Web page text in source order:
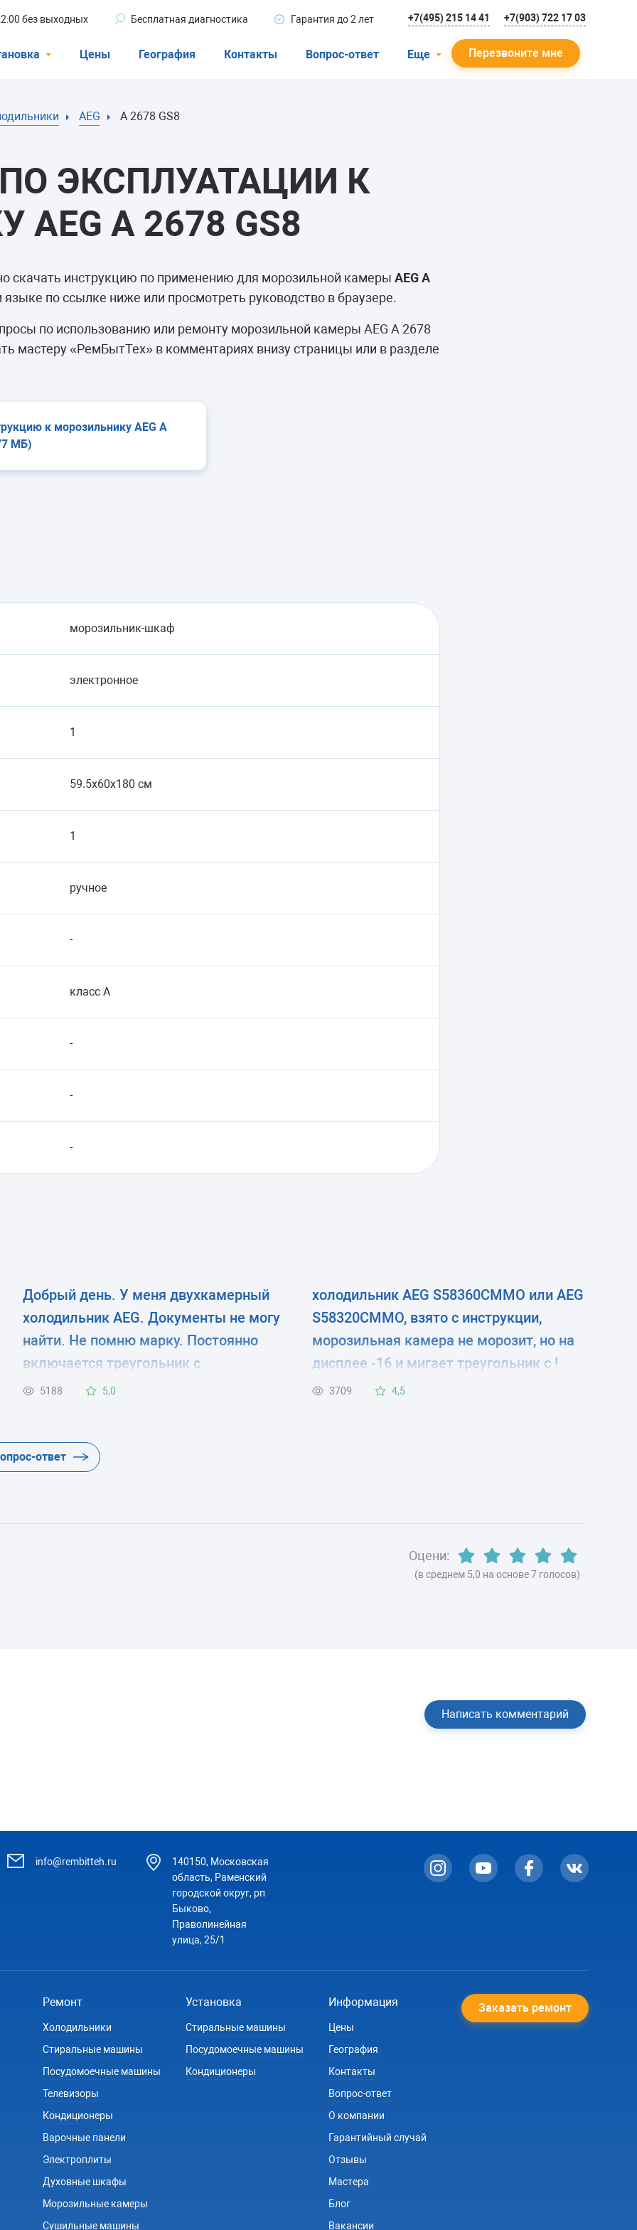
без выходных Бесплатная диагностика Гарантия до 2 лет +7(495) 215 14 41 +7(903) 722 17 03
Посудомоечные машины
Цены География Контакты Вопрос-ответ Еще Перезвоните мне
AEG A 2678 GS8
ЭКСПЛУАТАЦИИ К
A 2678 GS8
скачать инструкцию по применению для морозильной камеры AEG A
языке по ссылке ниже или просмотреть руководство в браузере.
по использованию или ремонту морозильной камеры AEG A 2678
мастеру «РемБытТех» в комментариях внизу страницы или в разделе
к морозильнику AEG A
МБ)
морозильник-шкаф
электронное
1
59.5x60x180 см
1
ручное
-
класс A
-
-
-
Добрый день. У меня двухкамерный
холодильник AEG. Документы не могу
найти. Не помню марку. Постоянно
включается треугольник с
восклицательным знаком. И
посмотреть модель холодильника?
только на задней стенке? и где почитать
5188 5,0
холодильник AEG S58360CMMO или AEG
S58320CMMO, взято с инструкции,
морозильная камера не морозит, но на
дисплее -16 и мигает треугольник с !
знаком. В чём причина. Спасибо!
3709 4,5
ответ
Оцени:
(в среднем 5,0 на основе 7 голосов)
Написать комментарий
info@rembitteh.ru
140150, Московская
область, Раменский
городской округ, рп
Быково,
Праволинейная
улица, 25/1
Ремонт
Холодильники
Стиральные машины
Посудомоечные машины
Телевизоры
Кондиционеры
Варочные панели
Электроплиты
Духовные шкафы
Морозильные камеры
Сушильные машины
Установка
Стиральные машины
Посудомоечные машины
Кондиционеры
Информация
Цены
География
Контакты
Вопрос-ответ
О компании
Гарантийный случай
Отзывы
Мастера
Блог
Вакансии
Заказать ремонт